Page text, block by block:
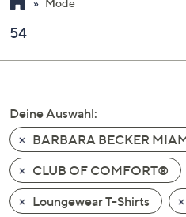
Pfeiltasten
nach
und
nach
unten
oder
wischen
Sie
auf
Mode
54
Deine Auswahl:
BARBARA BECKER
CLUB OF COMFORT®
Loungewear T-Shirts